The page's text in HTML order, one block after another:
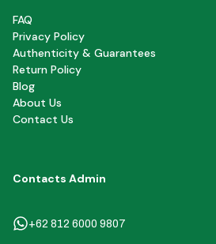
FAQ
Privacy Policy
Authenticity & Guarantees
Return Policy
Blog
About Us
Contact Us
Contacts Admin
+62 812 6000 9807